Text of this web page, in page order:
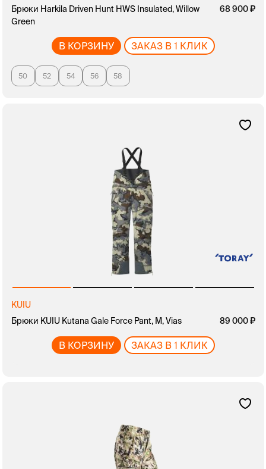
Брюки Harkila Driven Hunt HWS Insulated, Willow
Green
68 900
В КОРЗИНУ ЗАКАЗ В 1 КЛИК
50 52 54 56 58
KUIU
Брюки KUIU Kutana Gale Force Pant, M, Vias
89 000
В КОРЗИНУ ЗАКАЗ В 1 КЛИК